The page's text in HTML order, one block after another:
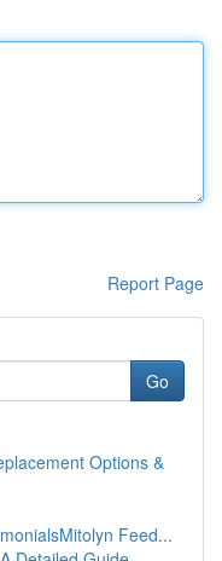
Report Page
Go
Options &
Feed...